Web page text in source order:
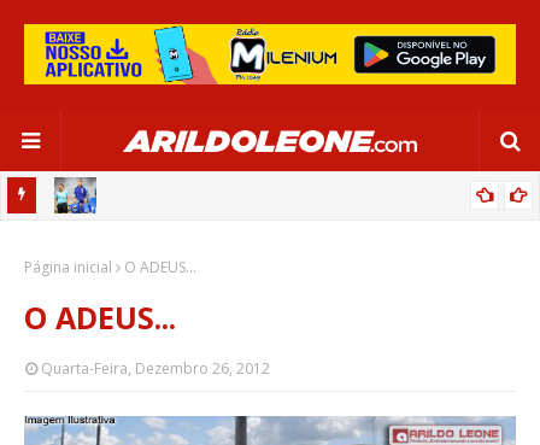
SALVADOR
Página inicial O ADEUS...
O ADEUS...
Quarta-Feira, Dezembro 26, 2012